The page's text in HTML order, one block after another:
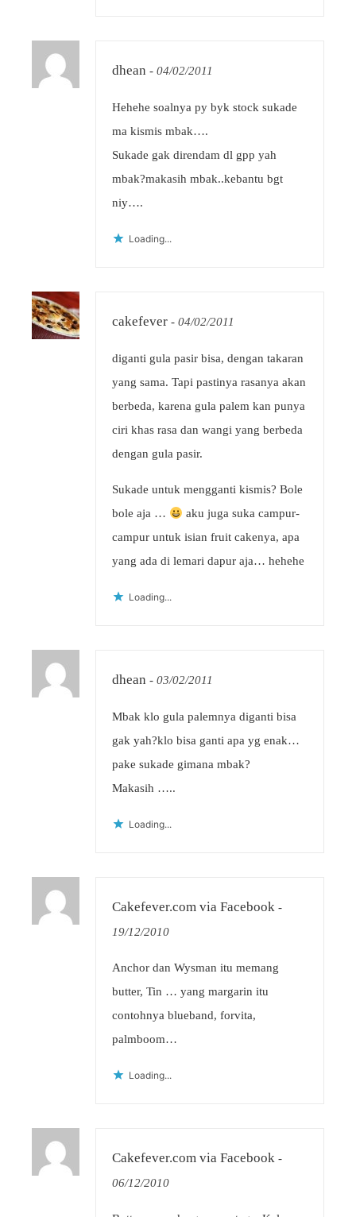
dhean - 04/02/2011
Hehehe soalnya py byk stock sukade
ma kismis mbak….
Sukade gak direndam dl gpp yah
mbak?makasih mbak..kebantu bgt
niy….
Loading...
cakefever - 04/02/2011
diganti gula pasir bisa, dengan takaran
yang sama. Tapi pastinya rasanya akan
berbeda, karena gula palem kan punya
ciri khas rasa dan wangi yang berbeda
dengan gula pasir.
Sukade untuk mengganti kismis? Bole
bole aja …
aku juga suka campur-
campur untuk isian fruit cakenya, apa
yang ada di lemari dapur aja… hehehe
Loading...
dhean - 03/02/2011
Mbak klo gula palemnya diganti bisa
gak yah?klo bisa ganti apa yg enak…
pake sukade gimana mbak?
Makasih …..
Loading...
Cakefever.com via Facebook -
19/12/2010
Anchor dan Wysman itu memang
butter, Tin … yang margarin itu
contohnya blueband, forvita,
palmboom…
Loading...
Cakefever.com via Facebook -
06/12/2010